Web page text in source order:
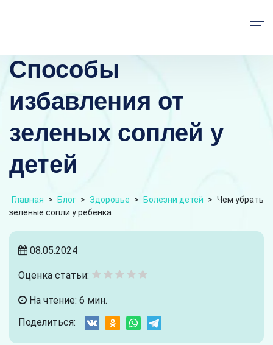
Способы
избавления от
зеленых соплей у
детей
Главная > Блог > Здоровье > Болезни детей > Чем убрать
зеленые сопли у ребенка
08.05.2024
Оценка статьи:
На чтение: 6 мин.
Поделиться: